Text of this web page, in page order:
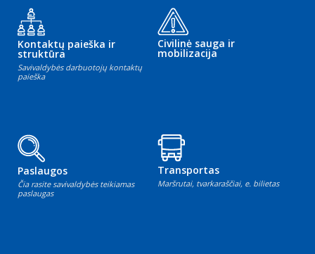
Kontaktų paieška ir
struktūra
Savivaldybės darbuotojų kontaktų
paieška
Civilinė sauga ir
mobilizacija
Paslaugos
Čia rasite savivaldybės teikiamas
paslaugas
Transportas
Maršrutai, tvarkaraščiai, e. bilietas